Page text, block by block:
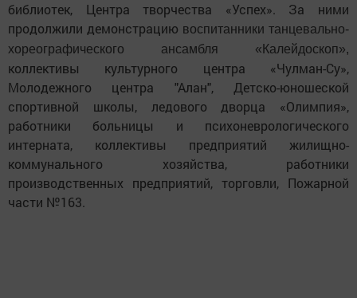
библиотек, Центра творчества «Успех». За ними
продолжили демонстрацию воспитанники танцевально-
хореографического ансамбля «Калейдоскоп»,
коллективы культурного центра «Чулман-Су»,
Молодежного центра "Алан", Детско-юношеской
спортивной школы, ледового дворца «Олимпия»,
работники больницы и психоневрологического
интерната, коллективы предприятий жилищно-
коммунального хозяйства, работники
производственных предприятий, торговли, Пожарной
части №163.